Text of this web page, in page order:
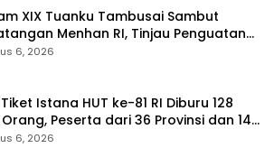
XIX Tuanku Tambusai Sambut
Menhan RI, Tinjau Penguatan
TP di Bengkalis dan Kampar
6, 2026
Istana HUT ke-81 RI Diburu 128
Orang, Peserta dari 36 Provinsi dan 14
6, 2026